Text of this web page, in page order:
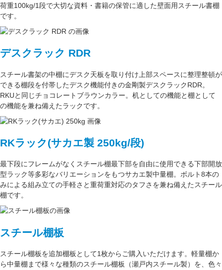
荷重100kg/1段で大切な資料・書籍の保管に適した壁面用スチール書棚
です。
デスクラック RDR
スチール書架の中棚にデスク天板を取り付け上部スペースに整理整頓が
できる棚段を付帯したデスク機能付きの金剛製デスクラックRDR。
RKUと同じチョコレートブラウンカラー。 机としての機能と棚として
の機能を兼ね備えたラックです。
RKラック(サカエ製 250kg/段)
最下段にフレームがなくスチール棚最下部を自由に使用できる下部開放
型ラック等多彩なバリエーションをもつサカエ製中量棚。ボルト8本の
みによる組み立ての手軽さと重荷重対応のタフさを兼ね備えたスチール
棚です。
スチール棚板
スチール棚板を追加棚板 として1枚からご購入いただけます。軽量棚か
ら中量棚まで様々な種類のスチール棚板（瀬戸内スチール製）を、色々